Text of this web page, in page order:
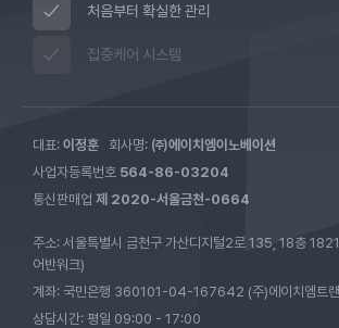
처음부터 확실한 관리
집중케어 시스템
대표: 이정훈 회사명: ㈜에이치엠이노베이션
사업자등록번호 564-86-03204
통신판매업 제 2020-서울금천-0664
주소: 서울특별시 금천구 가산디지털2로 135, 18층
어반워크)
계좌: 국민은행 360101-04-167642 (주)에이치엠트
상담시간: 평일 09:00 - 17:00